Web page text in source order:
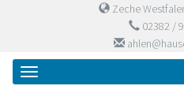
Zeche
02382 /
Primary
Menu
Skip
Haus der Pflege